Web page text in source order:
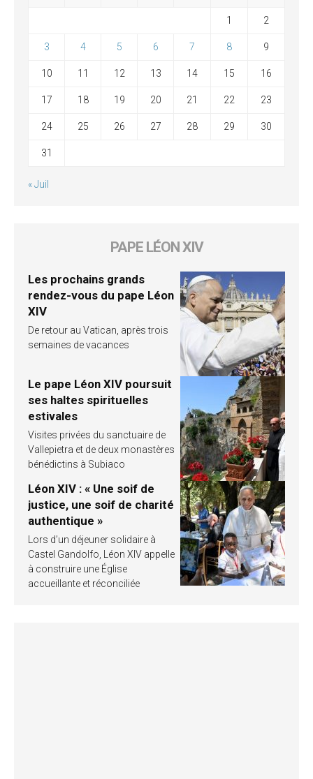
1 2
3 4 5 6 7 8 9
10 11 12 13 14 15 16
17 18 19 20 21 22 23
24 25 26 27 28 29 30
31
« Juil
PAPE LÉON XIV
Les prochains grands
rendez-vous du pape Léon
XIV
De retour au Vatican, après trois
semaines de vacances
Le pape Léon XIV poursuit
ses haltes spirituelles
estivales
Visites privées du sanctuaire de
Vallepietra et de deux monastères
bénédictins à Subiaco
Léon XIV : « Une soif de
justice, une soif de charité
authentique »
Lors d’un déjeuner solidaire à
Castel Gandolfo, Léon XIV appelle
à construire une Église
accueillante et réconciliée